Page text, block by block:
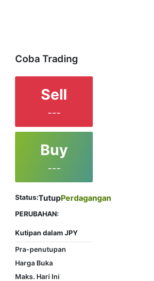
Coba Trading
Sell
---
Buy
---
Status:TutupPerdagangan
PERUBAHAN:
Kutipan dalam JPY
Pra-penutupan
Harga Buka
Maks. Hari Ini